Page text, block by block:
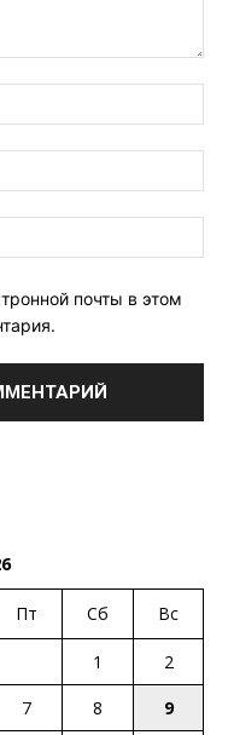
почты в этом
Пт Сб Вс
1
2
7 8
9